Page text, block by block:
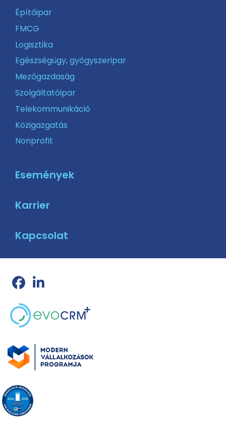
Építőipar
FMCG
Logisztika
Egészségügy, gyógyszeripar
Mezőgazdaság
Szolgáltatóipar
Telekommunikáció
Közigazgatás
Nonprofit
Események
Karrier
Kapcsolat